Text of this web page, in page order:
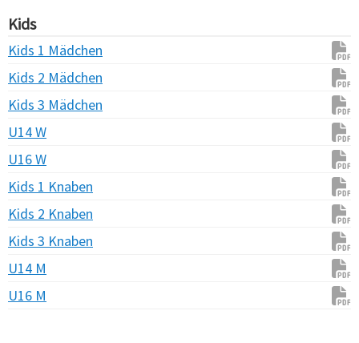
Kids
Kids 1 Mädchen
Kids 2 Mädchen
Kids 3 Mädchen
U14 W
U16 W
Kids 1 Knaben
Kids 2 Knaben
Kids 3 Knaben
U14 M
U16 M